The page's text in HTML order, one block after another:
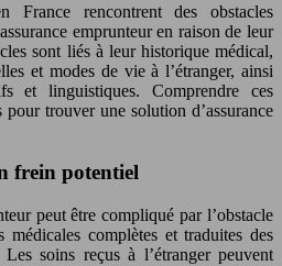
France rencontrent des obstacles
emprunteur en raison de leur
sont liés à leur historique médical,
et modes de vie à l’étranger, ainsi
et linguistiques. Comprendre ces
trouver une solution d’assurance
frein potentiel
peut être compliqué par l’obstacle
médicales complètes et traduites des
soins reçus à l’étranger peuvent